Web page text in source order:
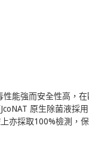
能強而安全性高，
原生除菌液採
亦採取100%檢測，